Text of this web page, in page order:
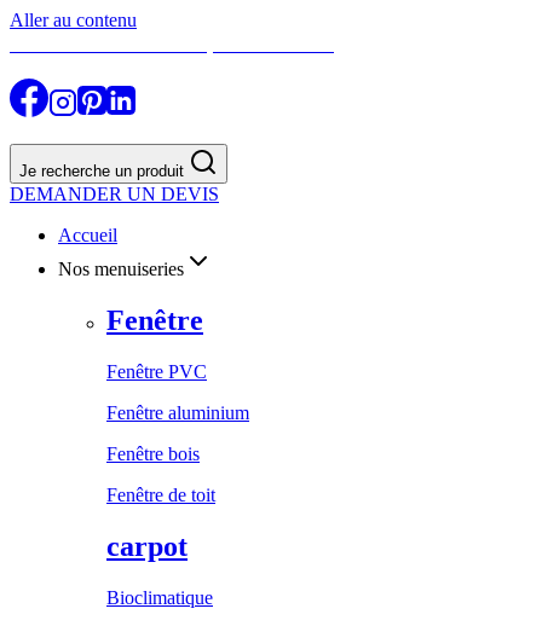
Aller au contenu
Je recherche un produit
DEMANDER UN DEVIS
Accueil
Nos menuiseries
Fenêtre
Fenêtre PVC
Fenêtre aluminium
Fenêtre bois
Fenêtre de toit
carpot
Bioclimatique